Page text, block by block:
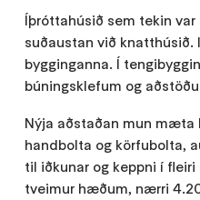
Íþróttahúsið sem tekin
suðaustan við knatthúsið.
bygginganna. Í
búningsklefum og
Nýja aðstaðan mun mæta
handbolta og körfubolta,
til iðkunar og keppni í fleiri
tveimur hæðum, nærri